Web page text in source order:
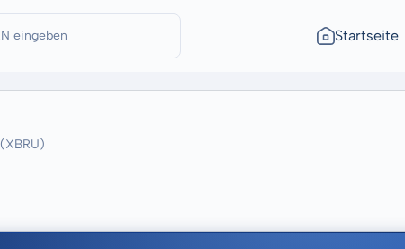
Startseite
(XBRU)